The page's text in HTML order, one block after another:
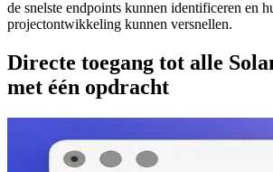
de snelste endpoints kunnen identificeren en
projectontwikkeling kunnen versnellen.
Directe toegang tot alle
met één opdracht